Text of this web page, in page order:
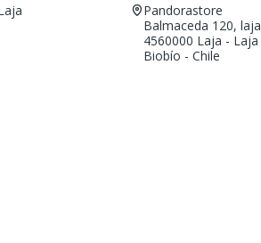
Pandorastore
Balmaceda 120, laja
4560000 Laja - Laja
Biobío - Chile